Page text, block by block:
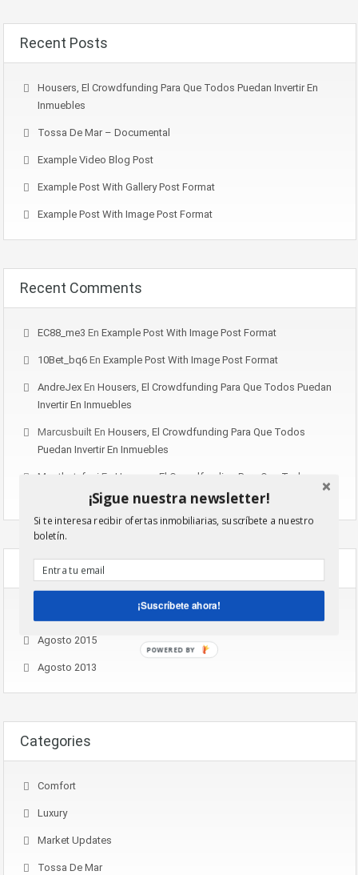
Recent Posts
Housers, El Crowdfunding Para Que Todos Puedan Invertir En
Inmuebles
Tossa De Mar – Documental
Example Video Blog Post
Example Post With Gallery Post Format
Example Post With Image Post Format
Recent Comments
EC88_me3 En Example Post With Image Post Format
10Bet_bq6 En Example Post With Image Post Format
AndreJex En Housers, El Crowdfunding Para Que Todos Puedan
Invertir En Inmuebles
Marcusbuilt En Housers, El Crowdfunding Para Que Todos
Puedan Invertir En Inmuebles
Mostbet_fuei En Housers, El Crowdfunding Para Que Todos
Puedan Invertir En Inmuebles
Archives
Agosto 2015
Agosto 2013
Categories
Comfort
Luxury
Market Updates
Tossa De Mar
¡Sigue nuestra newsletter!
Si te interesa recibir ofertas inmobiliarias, suscríbete a nuestro
boletín.
¡Suscríbete ahora!
POWERED BY